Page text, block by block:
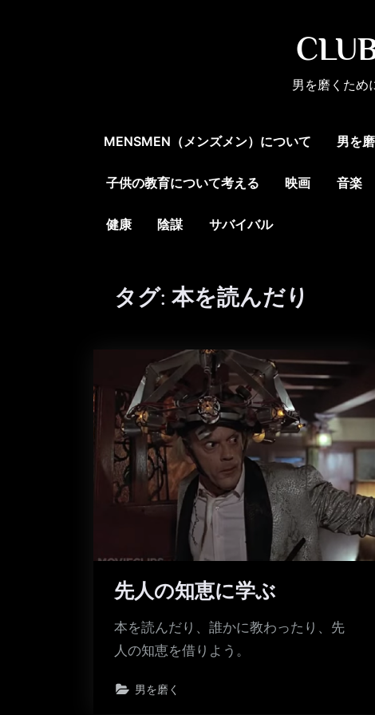
男を磨くため
MENSMEN（メンズメン）について 男を磨
子供の教育について考える 映画 音楽
健康 陰謀 サバイバル
タグ: 本を読んだり
先人の知恵に学ぶ
本を読んだり、誰かに教わったり、先
人の知恵を借りよう。
男を磨く